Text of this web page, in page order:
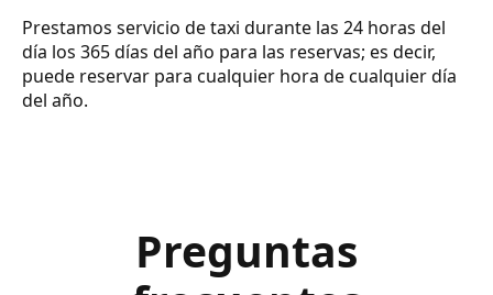
Prestamos servicio de taxi durante las 24 horas del
día los 365 días del año para las reservas; es decir,
puede reservar para cualquier hora de cualquier día
del año.
Preguntas